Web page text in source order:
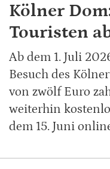
Kölner
Touristen
Ab dem 1. Juli
Besuch des
von zwölf Euro
weiterhin
dem 15. Juni